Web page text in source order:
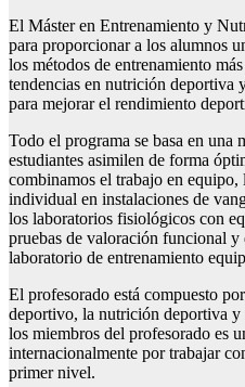
El Máster en Entrenamiento y
para proporcionar a los alumnos
los métodos de entrenamiento
tendencias en nutrición deportiva
para mejorar el rendimiento
Todo el programa se basa en una
estudiantes asimilen de forma
combinamos el trabajo en
individual en instalaciones de
los laboratorios fisiológicos con
pruebas de valoración funcional y
laboratorio de entrenamiento
El profesorado está compuesto
deportivo, la nutrición deportiva
los miembros del profesorado es
internacionalmente por trabajar
primer nivel.